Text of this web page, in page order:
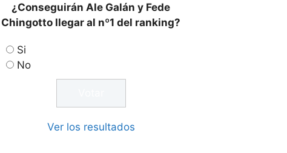
¿Conseguirán Ale Galán y Fede
Chingotto llegar al nº1 del ranking?
Si
No
Ver los resultados